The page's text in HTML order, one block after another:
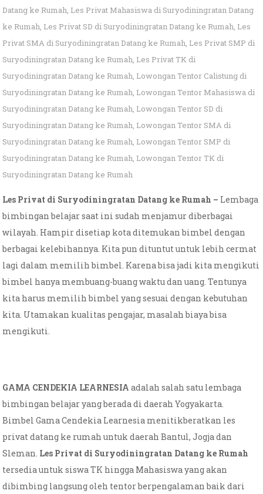
Datang ke Rumah, Les Privat Mahasiswa di Suryodiningratan Datang
ke Rumah, Les Privat SD di Suryodiningratan Datang ke Rumah, Les
Privat SMA di Suryodiningratan Datang ke Rumah, Les Privat SMP di
Suryodiningratan Datang ke Rumah, Les Privat TK di
Suryodiningratan Datang ke Rumah, Lowongan Tentor Calistung di
Suryodiningratan Datang ke Rumah, Lowongan Tentor Mahasiswa di
Suryodiningratan Datang ke Rumah, Lowongan Tentor SD di
Suryodiningratan Datang ke Rumah, Lowongan Tentor SMA di
Suryodiningratan Datang ke Rumah, Lowongan Tentor SMP di
Suryodiningratan Datang ke Rumah, Lowongan Tentor TK di
Suryodiningratan Datang ke Rumah
Les Privat di Suryodiningratan Datang ke Rumah – Lembaga
bimbingan belajar saat ini sudah menjamur diberbagai
wilayah. Hampir disetiap kota ditemukan bimbel dengan
berbagai kelebihannya. Kita pun dituntut untuk lebih cermat
lagi dalam memilih bimbel. Karena bisa jadi kita mengikuti
bimbel hanya membuang-buang waktu dan uang. Tentunya
kita harus memilih bimbel yang sesuai dengan kebutuhan
kita. Utamakan kualitas pengajar, masalah biaya bisa
mengikuti.
GAMA CENDEKIA LEARNESIA adalah salah satu lembaga
bimbingan belajar yang berada di daerah Yogyakarta.
Bimbel Gama Cendekia Learnesia menitikberatkan les
privat datang ke rumah untuk daerah Bantul, Jogja dan
Sleman. Les Privat di Suryodiningratan Datang ke Rumah
tersedia untuk siswa TK hingga Mahasiswa yang akan
dibimbing langsung oleh tentor berpengalaman baik dari